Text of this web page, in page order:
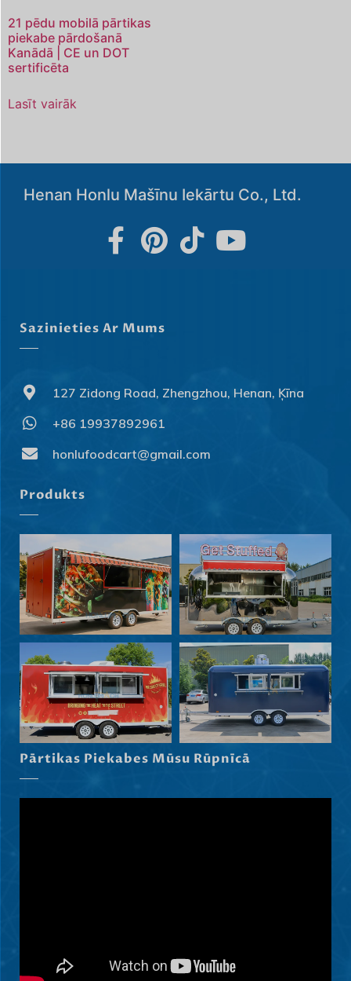
21 pēdu mobilā pārtikas
piekabe pārdošanā
Kanādā | CE un DOT
sertificēta
Lasīt vairāk
Henan Honlu Mašīnu Iekārtu Co., Ltd.
Sazinieties Ar Mums
127 Zidong Road, Zhengzhou, Henan, Ķīna
+86 19937892961
honlufoodcart@gmail.com
Produkts
Pārtikas Piekabes Mūsu Rūpnīcā
Русский
Slovenščina
Dansk
Hrvatski
Српски језик
Norsk nynorsk
Maori
Eesti
Български
Nederlands (België)
हिन्दी
Svenska